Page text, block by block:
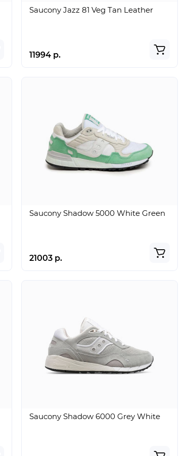
Saucony Jazz 81 Veg Tan Leather
11994 р.
Saucony Shadow 5000 White Green
21003 р.
Saucony Shadow 6000 Grey White